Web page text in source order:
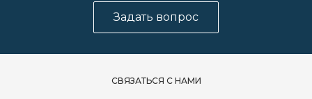
Задать вопрос
СВЯЗАТЬСЯ С НАМИ